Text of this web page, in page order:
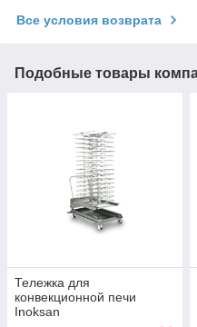
Все условия возврата
Подобные товары
Тележка для
конвекционной печи
Inoksan